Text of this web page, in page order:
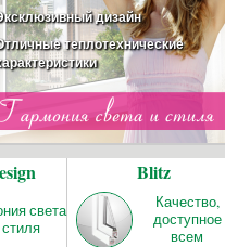
дизайн
теплотехнические
ОТОПЛЕНИЕ
REHAU RAUTITAN
Качество и надёжность!
света
Blitz
Качество,
доступное
всем